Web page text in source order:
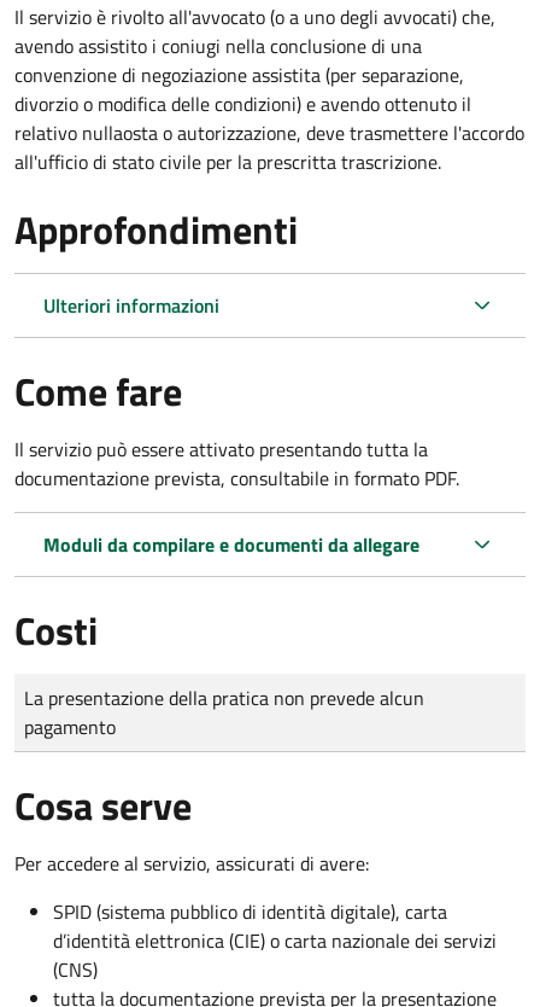
Il servizio è rivolto all'avvocato (o a uno degli avvocati) che,
avendo assistito i coniugi nella conclusione di una
convenzione di negoziazione assistita (per separazione,
divorzio o modifica delle condizioni) e avendo ottenuto il
relativo nullaosta o autorizzazione, deve trasmettere l'accordo
all'ufficio di stato civile per la prescritta trascrizione.
Approfondimenti
Ulteriori informazioni
Come fare
Il servizio può essere attivato presentando tutta la
documentazione prevista, consultabile in formato PDF.
Moduli da compilare e documenti da allegare
Costi
Tipo di pagamento
Importo
La presentazione della pratica non prevede alcun
pagamento
Cosa serve
Per accedere al servizio, assicurati di avere:
SPID (sistema pubblico di identità digitale), carta
d’identità elettronica (CIE) o carta nazionale dei servizi
(CNS)
tutta la documentazione prevista per la presentazione